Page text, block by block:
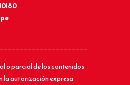
o parcial de los contenidos
la autorización expresa